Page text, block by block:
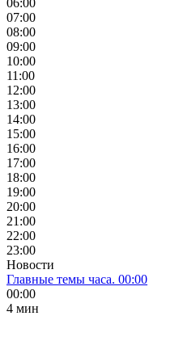
06:00
07:00
08:00
09:00
10:00
11:00
12:00
13:00
14:00
15:00
16:00
17:00
18:00
19:00
20:00
21:00
22:00
23:00
Новости
Главные темы часа. 00:00
00:00
4 мин